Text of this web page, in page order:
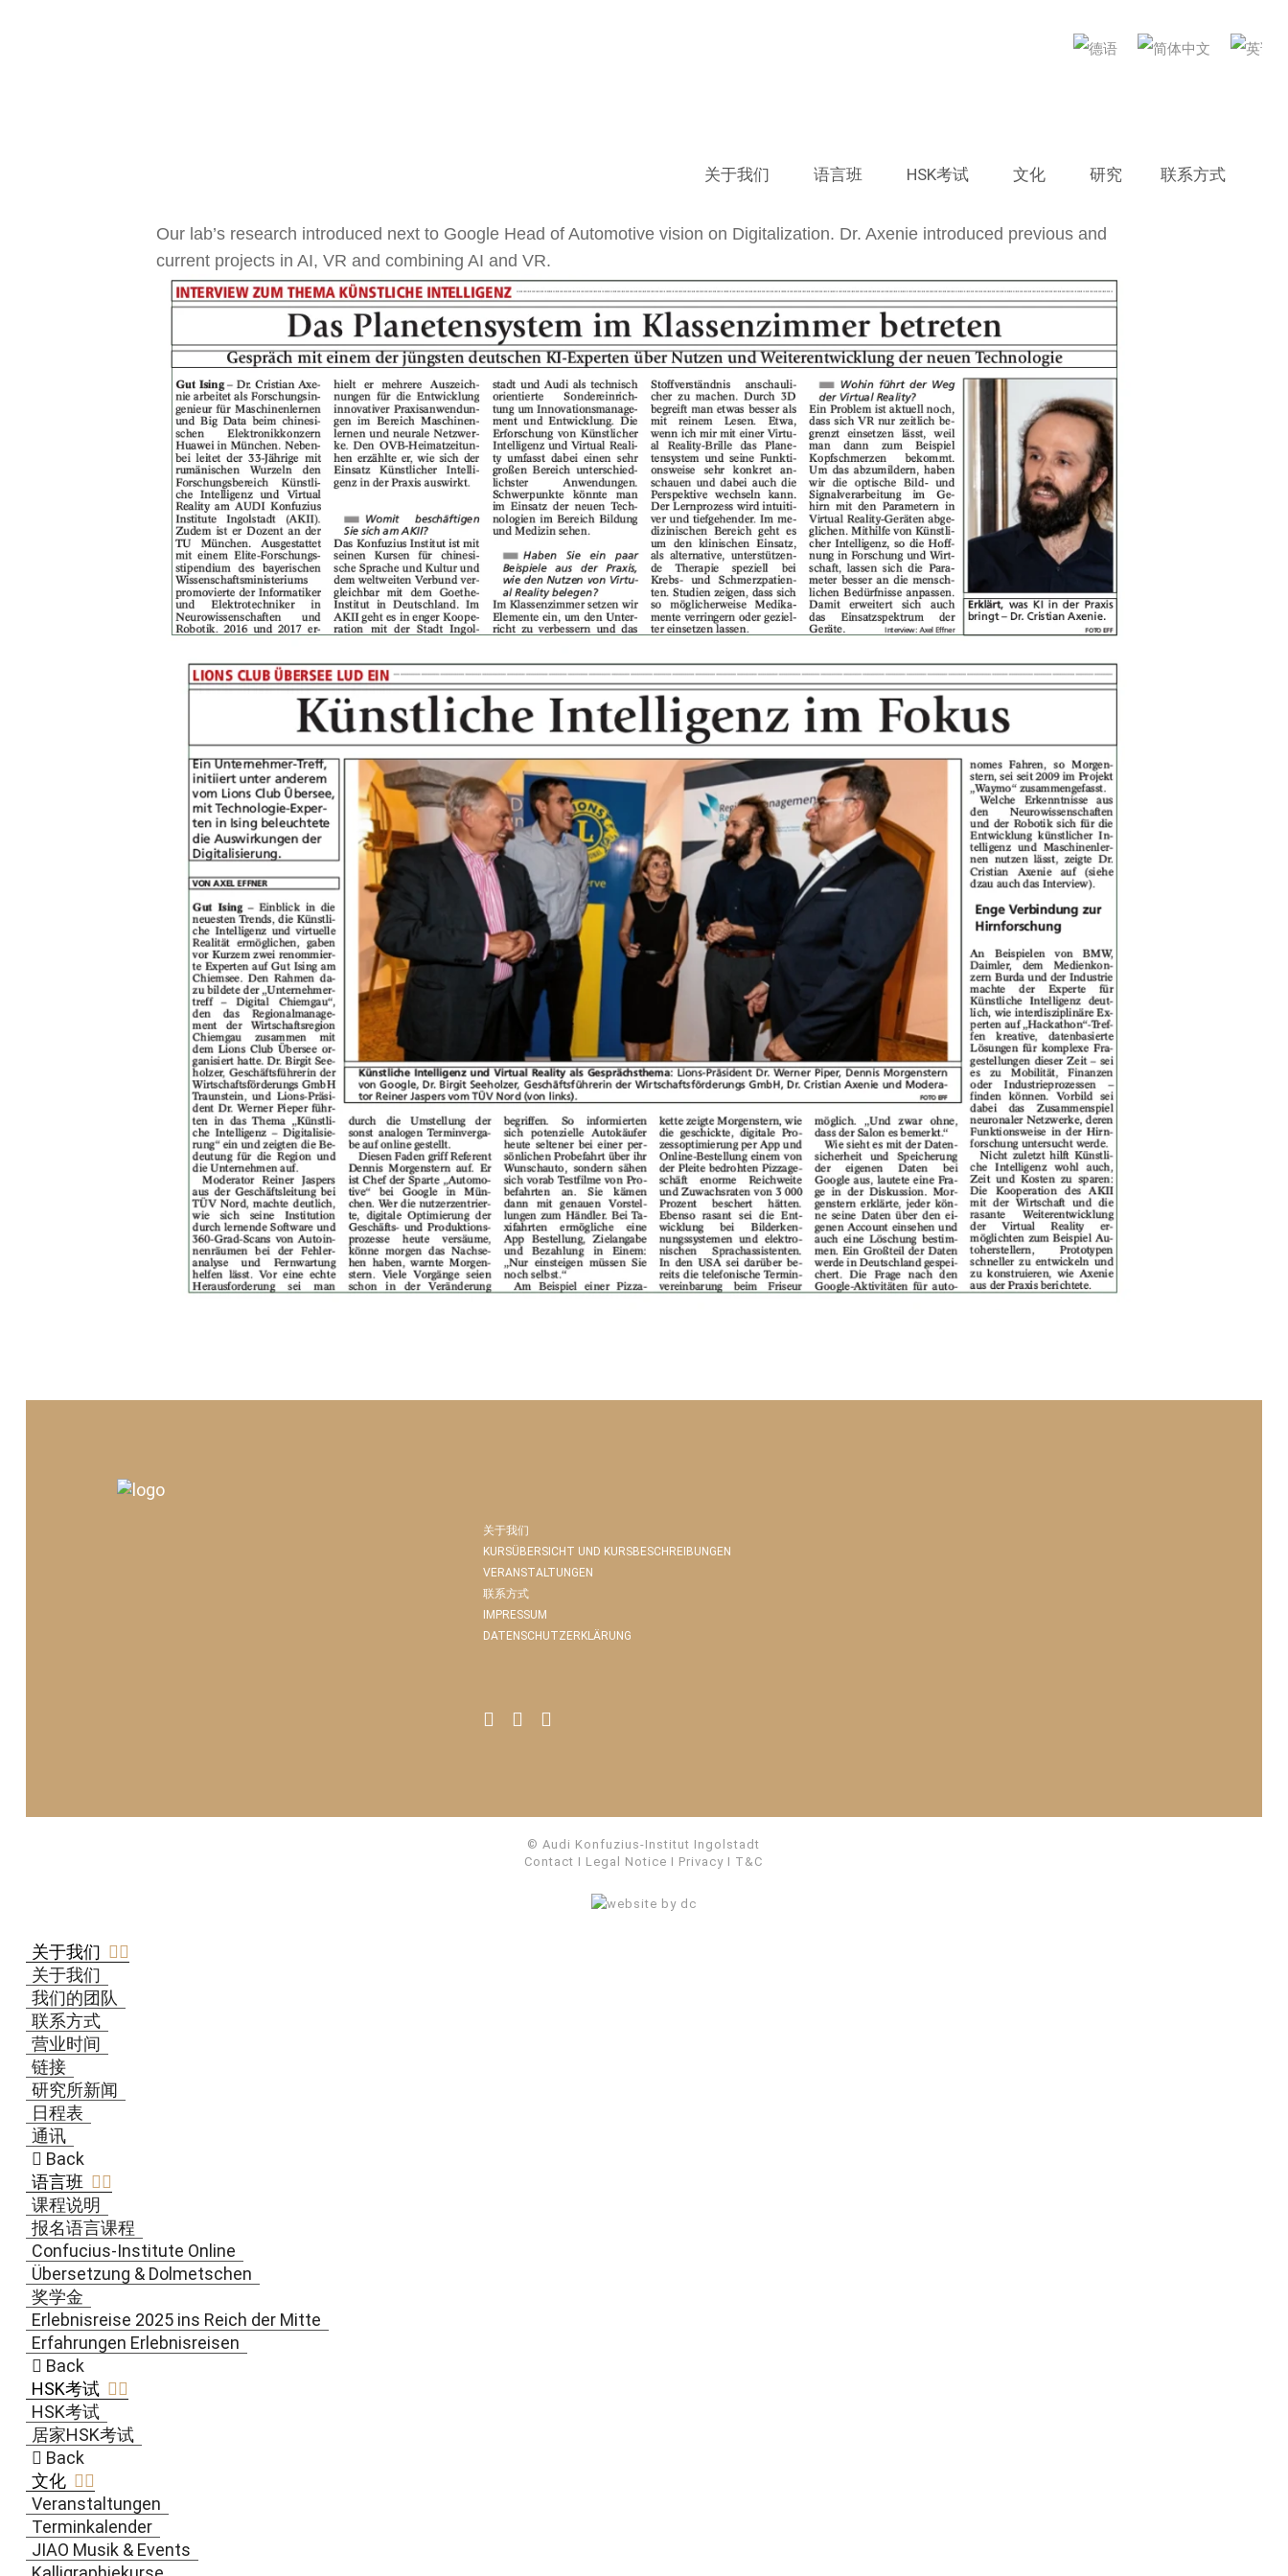
关于我们 语言班 HSK考试 文化 研究 联系方式
Our lab’s research introduced next to Google Head of Automotive vision on Digitalization. Dr. Axenie introduced previous and
current projects in AI, VR and combining AI and VR.
关于我们
KURSÜBERSICHT UND KURSBESCHREIBUNGEN
VERANSTALTUNGEN
联系方式
IMPRESSUM
DATENSCHUTZERKLÄRUNG
© Audi Konfuzius-Institut Ingolstadt
Contact I Legal Notice I Privacy I T&C
关于我们
关于我们
我们的团队
联系方式
营业时间
链接
研究所新闻
日程表
通讯
Back
语言班
课程说明
报名语言课程
Confucius-Institute Online
Übersetzung & Dolmetschen
奖学金
Erlebnisreise 2025 ins Reich der Mitte
Erfahrungen Erlebnisreisen
Back
HSK考试
HSK考试
居家HSK考试
Back
文化
Veranstaltungen
Terminkalender
JIAO Musik & Events